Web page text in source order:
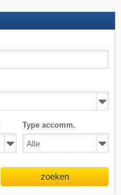
Type accomm.
zoeken